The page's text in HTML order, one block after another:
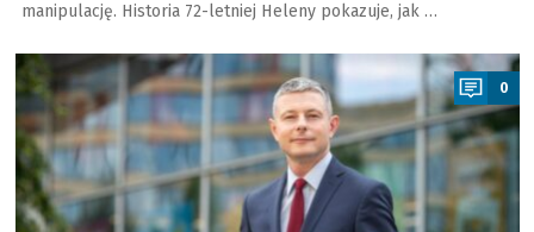
manipulację. Historia 72-letniej Heleny pokazuje, jak …
a
0